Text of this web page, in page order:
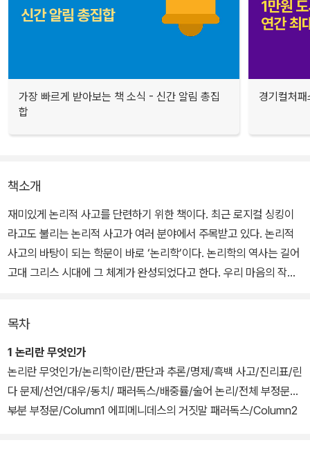
가장 빠르게 받아보는 책 소식 - 신간 알림 총집
합
경기컬처
책소개
재미있게 논리적 사고를 단련하기 위한 책이다. 최근 로지컬 싱킹이
라고도 불리는 논리적 사고가 여러 분야에서 주목받고 있다. 논리적
사고의 바탕이 되는 학문이 바로 ‘논리학’이다. 논리학의 역사는 길어
고대 그리스 시대에 그 체계가 완성되었다고 한다. 우리 마음의 작용
사고방식을 연구하는 학문이다.
1장에서는 논리적으로 생각하기란 어떤 것인지 기본적인 규칙을 설
명한다. 2장에서는 이른바 삼단 논법을 소개한다. 어떤 사항을 추리
하기 위해서는 그 전제가 되는 재료가 필요하지만, 재료가 잘못되면
목차
1 논리란 무엇인가
논리란 무엇인가/논리학이란/판단과 추론/명제/흑백 사고/진리표/린
다 문제/선언/대우/동치/ 패러독스/배중률/술어 논리/전체 부정문과
부분 부정문/Column1 에피메니데스의 거짓말 패러독스/Column2